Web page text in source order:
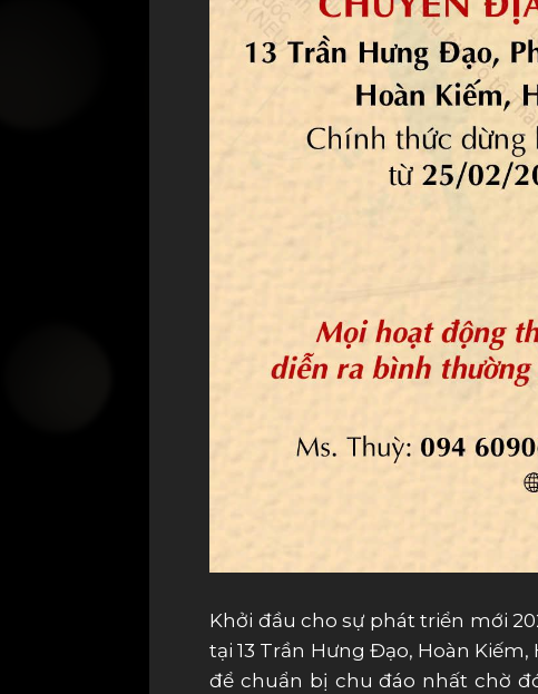
Khởi đầu cho sự phát triển mới
tại 13 Trần Hưng Đạo, Hoàn
để chuẩn bị chu đáo nhất chờ